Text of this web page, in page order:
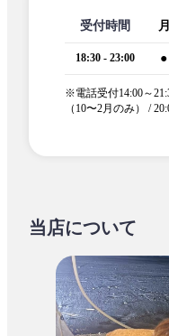
受付時間 月
18:30 - 23:00 ●
※電話受付14:00～
（10〜2月のみ） /
当店について